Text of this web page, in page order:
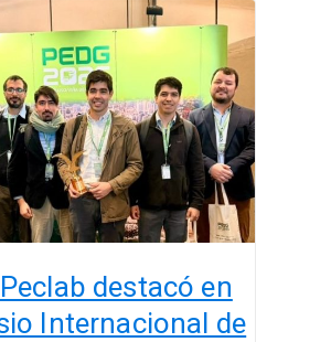
destacó en
Internacional de